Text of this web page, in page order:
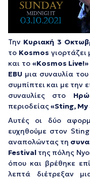
Την Κυριακή 3
το Kosmos γιορτάζει
και το «Kosmos Live!»
EBU μια συναυλία
συμπίπτει και με την
συναυλίες στο
περιοδείας«Sting, My
Αυτές οι δύο
ευχηθούμε στον Sting
αναπολώντας τη
Festival της πόλης
όπου και βρέθηκε
λεπτά διέτρεξαν